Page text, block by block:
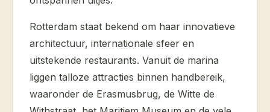
Rotterdam staat bekend om haar innovatieve
architectuur, internationale sfeer en
uitstekende restaurants. Vanuit de marina
liggen talloze attracties binnen handbereik,
waaronder de Erasmusbrug, de Witte de